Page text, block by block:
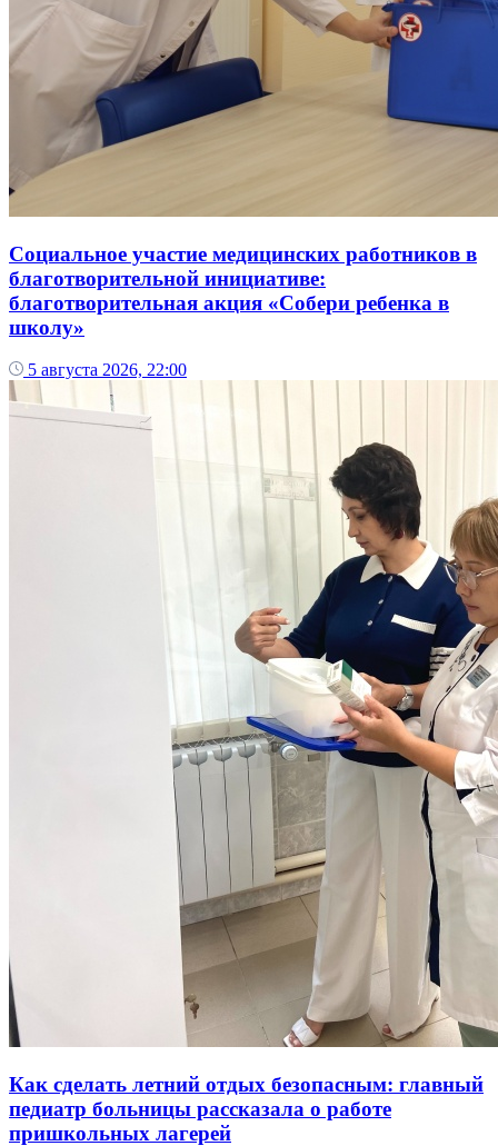
Социальное участие медицинских работников в
благотворительной инициативе:
благотворительная акция «Собери ребенка в
школу»
5 августа 2026, 22:00
Как сделать летний отдых безопасным: главный
педиатр больницы рассказала о работе
пришкольных лагерей